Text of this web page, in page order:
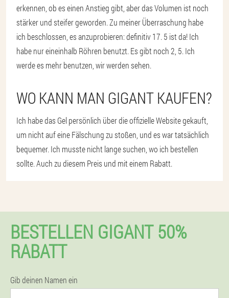
erkennen, ob es einen Anstieg gibt, aber das Volumen ist noch
stärker und steifer geworden. Zu meiner Überraschung habe
ich beschlossen, es anzuprobieren: definitiv 17. 5 ist da! Ich
habe nur eineinhalb Röhren benutzt. Es gibt noch 2, 5. Ich
werde es mehr benutzen, wir werden sehen.
WO KANN MAN GIGANT KAUFEN?
Ich habe das Gel persönlich über die offizielle Website gekauft,
um nicht auf eine Fälschung zu stoßen, und es war tatsächlich
bequemer. Ich musste nicht lange suchen, wo ich bestellen
sollte. Auch zu diesem Preis und mit einem Rabatt.
BESTELLEN GIGANT 50%
RABATT
Gib deinen Namen ein